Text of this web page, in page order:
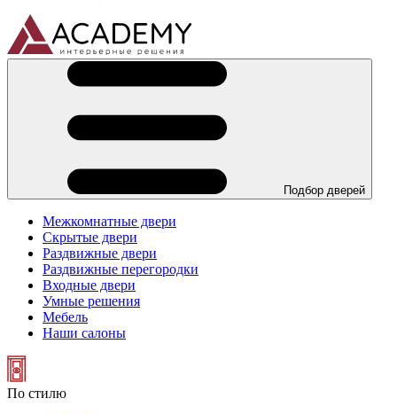
Подбор дверей
Межкомнатные двери
Скрытые двери
Раздвижные двери
Раздвижные перегородки
Входные двери
Умные решения
Мебель
Наши салоны
По стилю